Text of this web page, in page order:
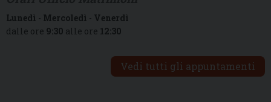
Lunedì - Mercoledì - Venerdì
dalle ore 9:30 alle ore 12:30
Vedi tutti gli appuntamenti